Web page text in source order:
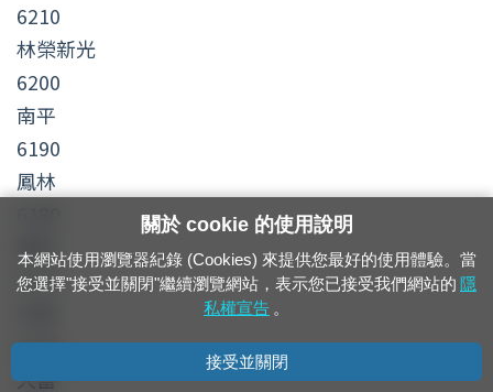
6210
林榮新光
6200
南平
6190
鳳林
萬榮
6170
6160
大富
關於 cookie 的使用說明
本網站使用瀏覽器紀錄 (Cookies) 來提供您最好的使用體驗。當
您選擇"接受並關閉"繼續瀏覽網站，表示您已接受我們網站的 隱
私權宣告 。
接受並關閉